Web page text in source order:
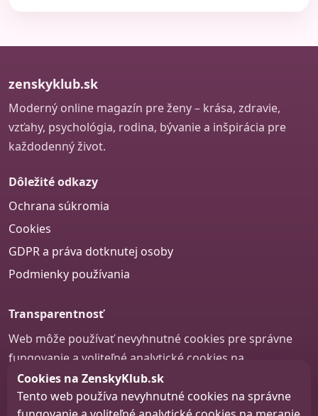
zenskyklub.sk
Moderný online magazín pre ženy – krása, zdravie,
vzťahy, psychológia, rodina, bývanie a inšpirácia pre
každodenný život.
Dôležité odkazy
Ochrana súkromia
Cookies
GDPR a práva dotknutej osoby
Podmienky používania
Transparentnosť
Web môže používať nevyhnutné cookies pre správne
fungovanie a voliteľné analytické cookies na
zlepšovanie obsahu a používateľskej skúsenosti.
Nastavenie cookies
Cookies na ZenskyKlub.sk
Tento web používa nevyhnutné cookies na správne